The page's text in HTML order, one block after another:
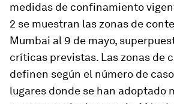
medidas de confinamiento
2 se muestran las zonas de
Mumbai al 9 de mayo,
críticas previstas. Las zonas de
definen según el número de
lugares donde se han adoptado